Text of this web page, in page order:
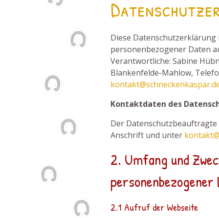
Diese
personenbezogener Daten
Verantwortliche: Sabine
Blankenfelde-Mahlow,
Kontaktdaten des
Der
Anschrift und unter
2. Umfang und
personenbezogener
2.1 Aufruf der Webseite